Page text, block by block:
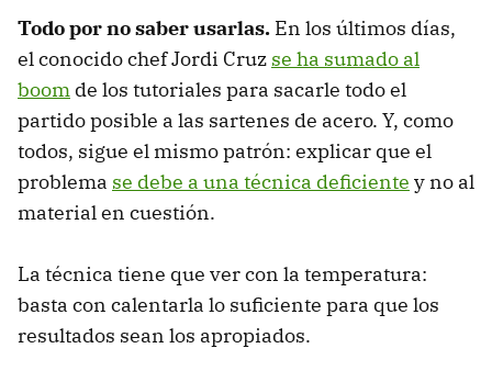
Todo por no saber usarlas. En los últimos días,
el conocido chef Jordi Cruz se ha sumado al
boom de los tutoriales para sacarle todo el
partido posible a las sartenes de acero. Y, como
todos, sigue el mismo patrón: explicar que el
problema se debe a una técnica deficiente y no al
material en cuestión.
La técnica tiene que ver con la temperatura:
basta con calentarla lo suficiente para que los
resultados sean los apropiados.